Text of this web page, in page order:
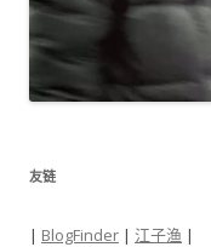
友链
| BlogFinder | 江子渔 |